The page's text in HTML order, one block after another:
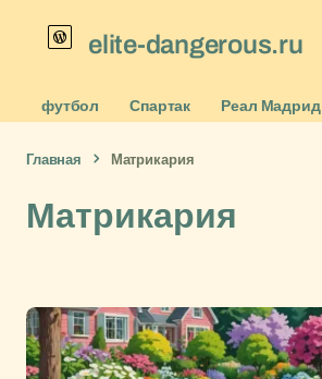
elite-dangerous.ru
футбол Спартак Реал Мадрид
Главная Матрикария
Матрикария